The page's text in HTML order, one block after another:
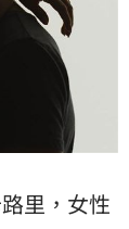
里，女性